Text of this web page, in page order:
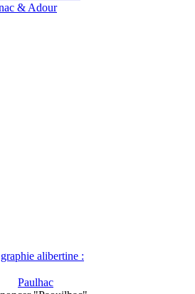
& Adour
alibertine :
Paulhac